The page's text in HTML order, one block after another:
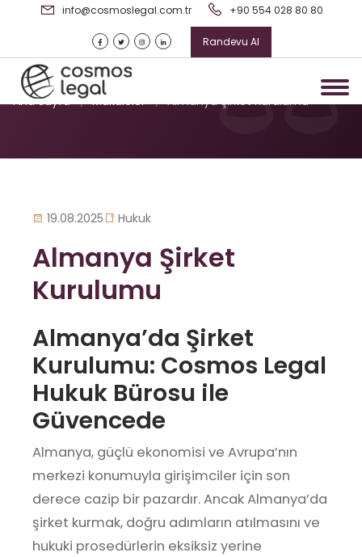
info@cosmoslegal.com.tr +90 554 028 80 80
Randevu Al
Almanya Şirket Kurulumu
Ana Sayfa / Makaleler / Almanya Şirket Kurulumu
19.08.2025 Hukuk
Almanya Şirket
Kurulumu
Almanya’da Şirket
Kurulumu: Cosmos Legal
Hukuk Bürosu ile
Güvencede
Almanya, güçlü ekonomisi ve Avrupa’nın
merkezi konumuyla girişimciler için son
derece cazip bir pazardır. Ancak Almanya’da
şirket kurmak, doğru adımların atılmasını ve
hukuki prosedürlerin eksiksiz yerine